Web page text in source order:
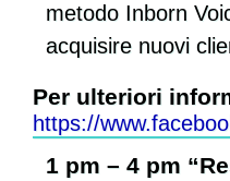
metodo Inborn
acquisire nuovi
Per ulteriori
https://
1 pm – 4 pm